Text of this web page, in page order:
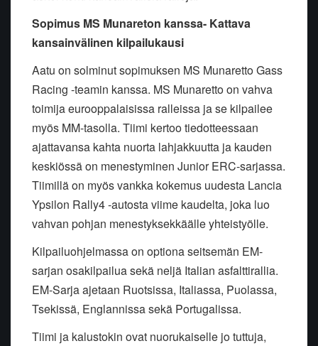
Sopimus MS Munareton kanssa- Kattava
kansainvälinen kilpailukausi
Aatu on solminut sopimuksen MS Munaretto Gass
Racing -teamin kanssa. MS Munaretto on vahva
toimija eurooppalaisissa ralleissa ja se kilpailee
myös MM-tasolla. Tiimi kertoo tiedotteessaan
ajattavansa kahta nuorta lahjakkuutta ja kauden
keskiössä on menestyminen Junior ERC-sarjassa.
Tiimillä on myös vankka kokemus uudesta Lancia
Ypsilon Rally4 -autosta viime kaudelta, joka luo
vahvan pohjan menestyksekkäälle yhteistyölle.
Kilpailuohjelmassa on optiona seitsemän EM-
sarjan osakilpailua sekä neljä Italian asfalttirallia.
EM-Sarja ajetaan Ruotsissa, Italiassa, Puolassa,
Tsekissä, Englannissa sekä Portugalissa.
Tiimi ja kalustokin ovat nuorukaiselle jo tuttuja,